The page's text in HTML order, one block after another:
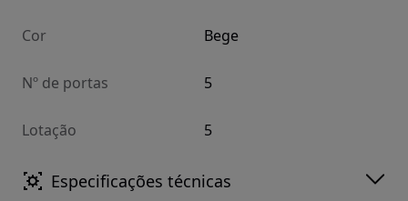
Cor Bege
Nº de portas 5
Lotação 5
Especificações técnicas